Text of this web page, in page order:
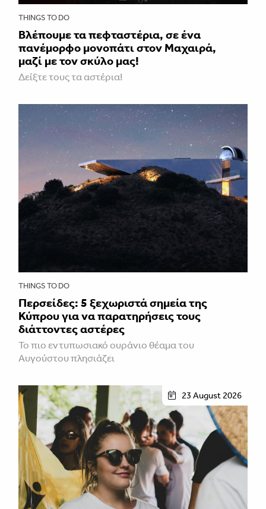
THINGS TO DO
Βλέπουμε τα πεφταστέρια, σε ένα
πανέμορφο μονοπάτι στον Μαχαιρά,
μαζί με τον σκύλο μας!
Δείξτε τους τα αστέρια!
THINGS TO DO
Περσείδες: 5 ξεχωριστά σημεία της
Κύπρου για να παρατηρήσεις τους
διάττοντες αστέρες
Το πιο εντυπωσιακό ουράνιο θέαμα του
Αυγούστου πλησιάζει
23 August 2026